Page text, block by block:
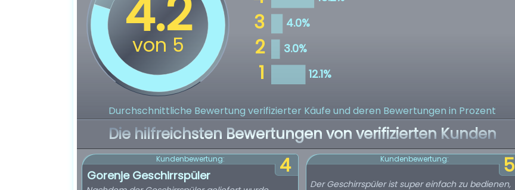
Durchschnittliche Bewertung verifizierter Käufe und deren Bewertungen in Prozent
Die hilfreichsten Bewertungen von verifizierten Kunden
4
Kundenbewertung:
Gorenje Geschirrspüler 5
Kundenbewertung:
Der Geschirrspüler ist super einfach zu bedienen,